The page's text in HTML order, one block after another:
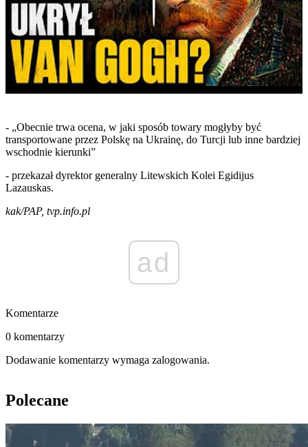
Play
- „Obecnie trwa ocena, w jaki sposób towary mogłyby być
transportowane przez Polskę na Ukrainę, do Turcji lub inne bardziej
wschodnie kierunki”
- przekazał dyrektor generalny Litewskich Kolei Egidijus
Lazauskas.
kak/PAP, tvp.info.pl
ad
Komentarze
0 komentarzy
Dodawanie komentarzy wymaga zalogowania.
Polecane